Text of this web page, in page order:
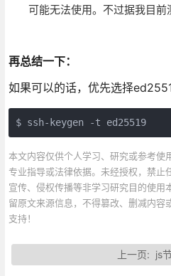
可能无法使用。不过据我目前
再总结一下：
如果可以的话，优先选择
$ ssh-keygen -t ed25519
本文内容仅供个人学习、研究或参考使
专业指导或法律依据。未经授权，禁止
宣传、侵权传播等非学习研究目的使用
留原文来源信息，不得篡改、删减内容
支持！
上一页: js